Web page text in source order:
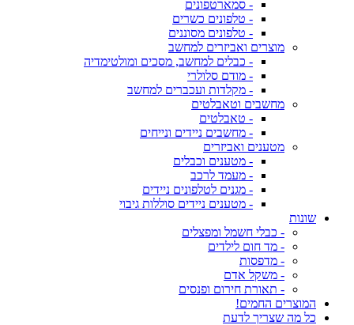
- סמארטפונים
- טלפונים כשרים
- טלפונים מסוננים
מוצרים ואביזרים למחשב
- כבלים למחשב, מסכים ומולטימדיה
- מודם סלולרי
- מקלדות ועכברים למחשב
מחשבים וטאבלטים
- טאבלטים
- מחשבים ניידים ונייחים
מטענים ואביזרים
- מטענים וכבלים
- מעמד לרכב
- מגנים לטלפונים ניידים
- מטענים ניידים סוללות גיבוי
שונות
- כבלי חשמל ומפצלים
- מד חום לילדים
- מדפסות
- משקל אדם
- תאורת חירום ופנסים
המוצרים החמים!
כל מה שצריך לדעת